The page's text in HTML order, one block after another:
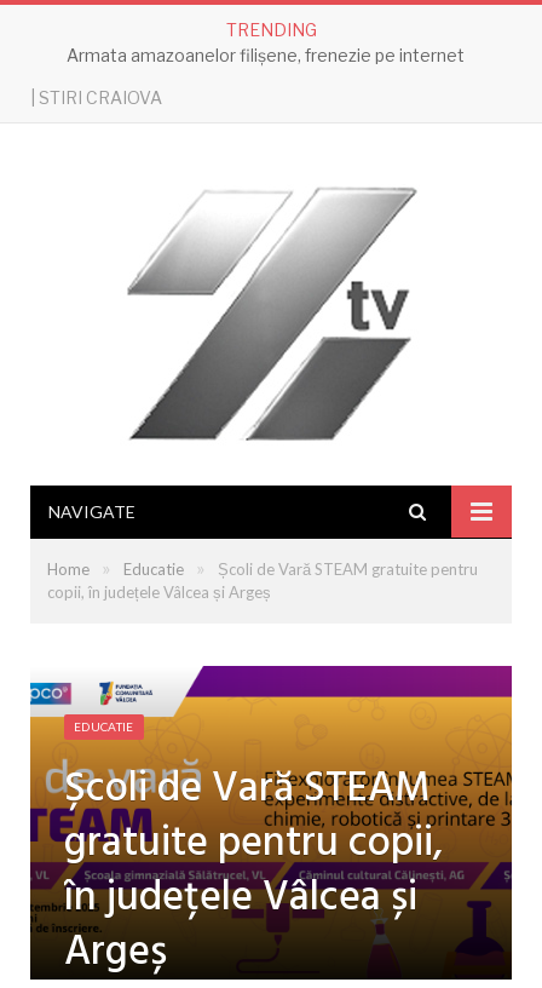
TRENDING
Armata amazoanelor filișene, frenezie pe internet
| STIRI CRAIOVA
NAVIGATE
Home » Educatie »
Școli de Vară STEAM gratuite pentru
copii, în județele Vâlcea și Argeș
EDUCATIE
Școli de Vară STEAM
gratuite pentru copii,
în județele Vâlcea și
Argeș